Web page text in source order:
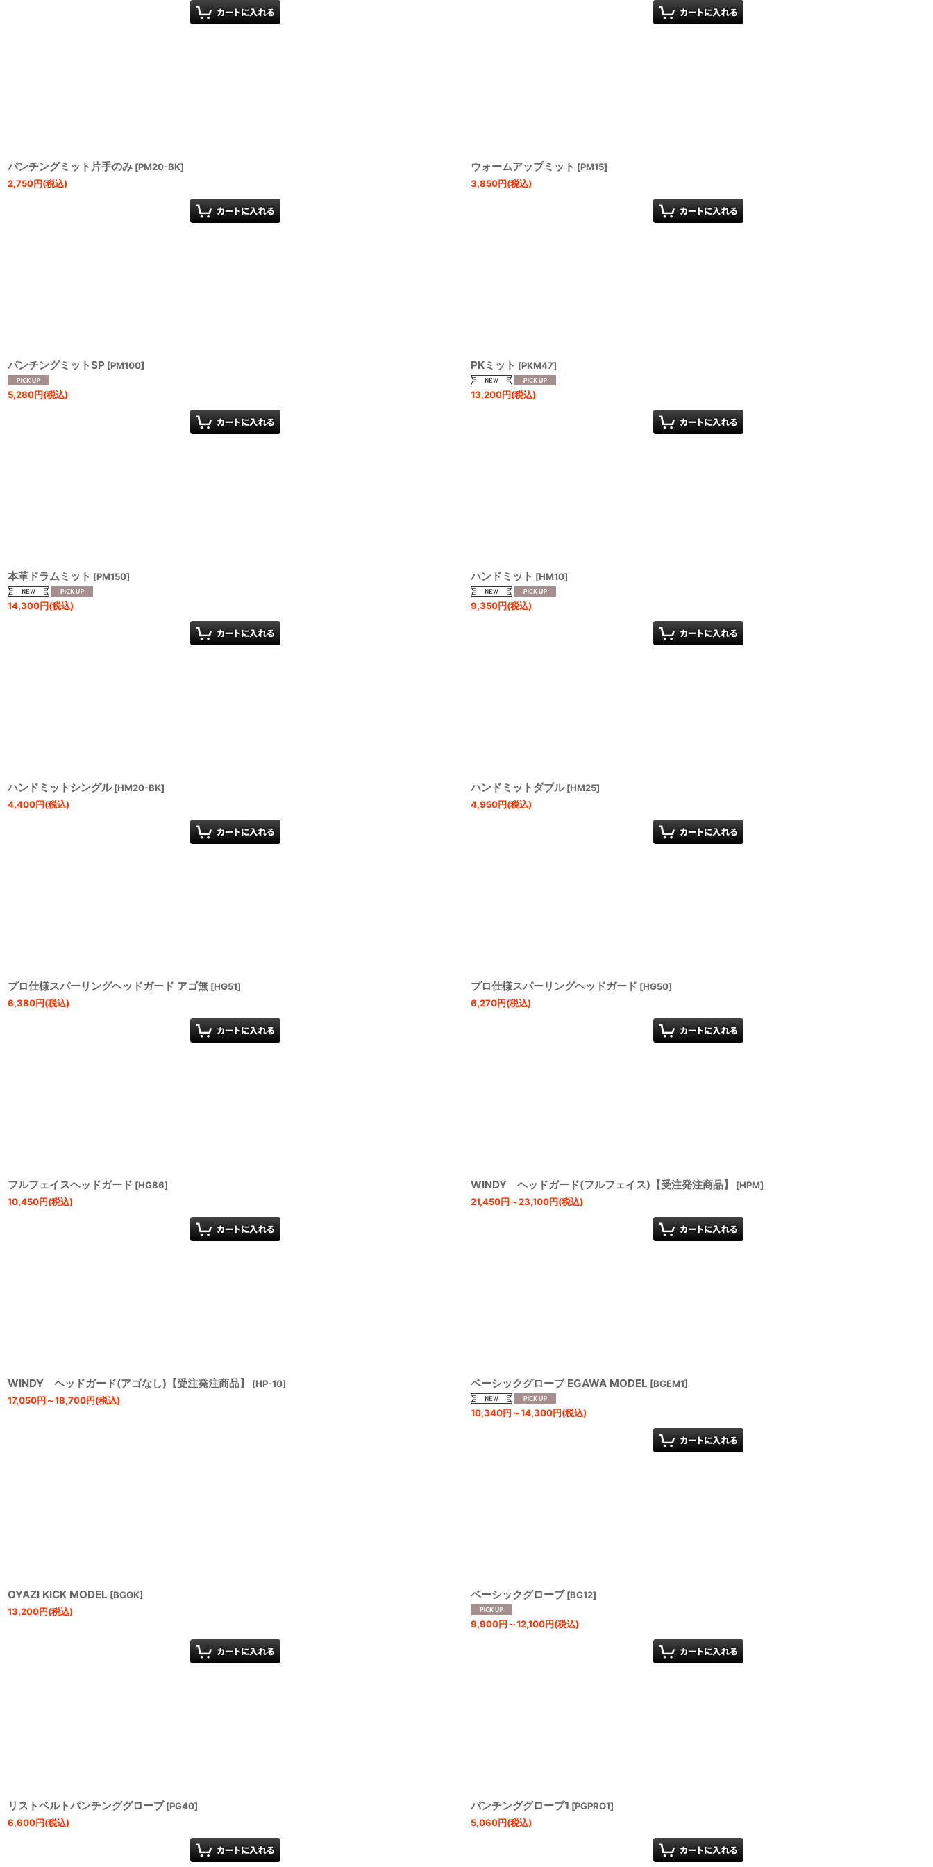
パンチングミット片手のみ [PM20-BK]
2,750円(税込)
ウォームアップミット [PM15]
3,850円(税込)
パンチングミットSP [PM100]
5,280円(税込)
PKミット [PKM47]
13,200円(税込)
本革ドラムミット [PM150]
14,300円(税込)
ハンドミット [HM10]
9,350円(税込)
ハンドミットシングル [HM20-BK]
4,400円(税込)
ハンドミットダブル [HM25]
4,950円(税込)
プロ仕様スパーリングヘッドガード アゴ無 [HG51]
6,380円(税込)
プロ仕様スパーリングヘッドガード [HG50]
6,270円(税込)
フルフェイスヘッドガード [HG86]
10,450円(税込)
WINDY ヘッドガード(フルフェイス)【受注発注商品】 [HPM]
21,450円～23,100円(税込)
WINDY ヘッドガード(アゴなし)【受注発注商品】 [HP-10]
17,050円～18,700円(税込)
ベーシックグローブ EGAWA MODEL [BGEM1]
10,340円～14,300円(税込)
OYAZI KICK MODEL [BGOK]
13,200円(税込)
ベーシックグローブ [BG12]
9,900円～12,100円(税込)
リストベルトパンチンググローブ [PG40]
6,600円(税込)
パンチンググローブ1 [PGPRO1]
5,060円(税込)